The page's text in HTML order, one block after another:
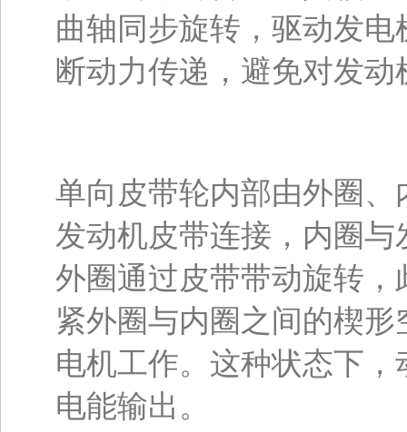
曲轴同步旋转，驱动发
断动力传递，避免对发
单向皮带轮内部由外圈
发动机皮带连接，内圈
外圈通过皮带带动旋转
紧外圈与内圈之间的楔
电机工作。这种状态下
电能输出。